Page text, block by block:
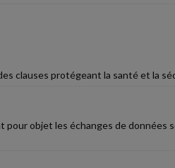
clauses protégeant la santé et la
objet les échanges de données